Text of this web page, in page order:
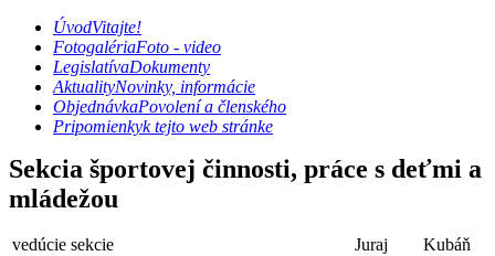
ÚvodVitajte!
FotogalériaFoto - video
LegislatívaDokumenty
AktualityNovinky, informácie
ObjednávkaPovolení a členského
Pripomienkyk tejto web stránke
Sekcia športovej činnosti, práce s deťmi a
mládežou
vedúcie sekcie Juraj
Kubáň